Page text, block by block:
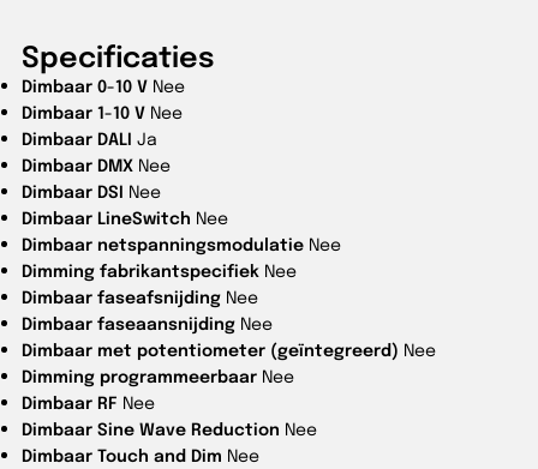
Specificaties
Dimbaar 0-10 V Nee
Dimbaar 1-10 V Nee
Dimbaar DALI Ja
Dimbaar DMX Nee
Dimbaar DSI Nee
Dimbaar LineSwitch Nee
Dimbaar netspanningsmodulatie Nee
Dimming fabrikantspecifiek Nee
Dimbaar faseafsnijding Nee
Dimbaar faseaansnijding Nee
Dimbaar met potentiometer (geïntegreerd) Nee
Dimming programmeerbaar Nee
Dimbaar RF Nee
Dimbaar Sine Wave Reduction Nee
Dimbaar Touch and Dim Nee